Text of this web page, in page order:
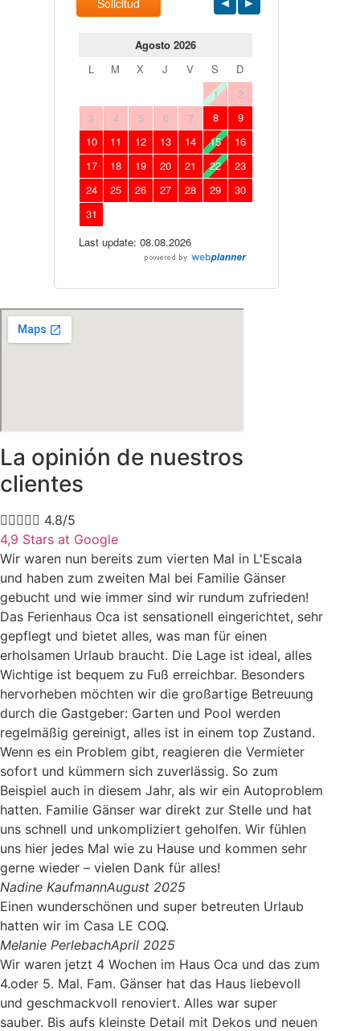
La opinión de nuestros
clientes
 4.8/5
4,9 Stars at Google
Wir waren nun bereits zum vierten Mal in L'Escala
und haben zum zweiten Mal bei Familie Gänser
gebucht und wie immer sind wir rundum zufrieden!
Das Ferienhaus Oca ist sensationell eingerichtet, sehr
gepflegt und bietet alles, was man für einen
erholsamen Urlaub braucht. Die Lage ist ideal, alles
Wichtige ist bequem zu Fuß erreichbar. Besonders
hervorheben möchten wir die großartige Betreuung
durch die Gastgeber: Garten und Pool werden
regelmäßig gereinigt, alles ist in einem top Zustand.
Wenn es ein Problem gibt, reagieren die Vermieter
sofort und kümmern sich zuverlässig. So zum
Beispiel auch in diesem Jahr, als wir ein Autoproblem
hatten. Familie Gänser war direkt zur Stelle und hat
uns schnell und unkompliziert geholfen. Wir fühlen
uns hier jedes Mal wie zu Hause und kommen sehr
gerne wieder – vielen Dank für alles!
Nadine KaufmannAugust 2025
Einen wunderschönen und super betreuten Urlaub
hatten wir im Casa LE COQ.
Melanie PerlebachApril 2025
Wir waren jetzt 4 Wochen im Haus Oca und das zum
4.oder 5. Mal. Fam. Gänser hat das Haus liebevoll
und geschmackvoll renoviert. Alles war super
sauber. Bis aufs kleinste Detail mit Dekos und neuen